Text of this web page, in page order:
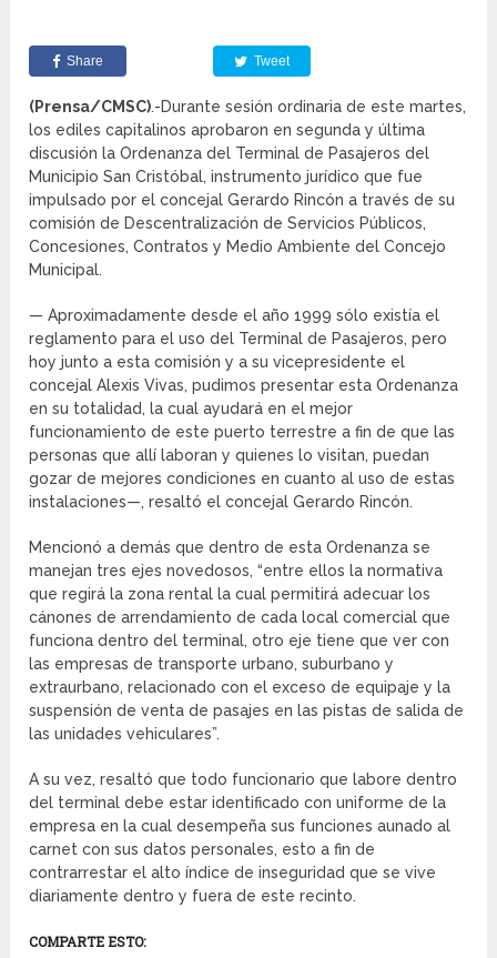
Share Tweet
(Prensa/CMSC).-Durante sesión ordinaria de este martes,
los ediles capitalinos aprobaron en segunda y última
discusión la Ordenanza del Terminal de Pasajeros del
Municipio San Cristóbal, instrumento jurídico que fue
impulsado por el concejal Gerardo Rincón a través de su
comisión de Descentralización de Servicios Públicos,
Concesiones, Contratos y Medio Ambiente del Concejo
Municipal.
— Aproximadamente desde el año 1999 sólo existía el
reglamento para el uso del Terminal de Pasajeros, pero
hoy junto a esta comisión y a su vicepresidente el
concejal Alexis Vivas, pudimos presentar esta Ordenanza
en su totalidad, la cual ayudará en el mejor
funcionamiento de este puerto terrestre a fin de que las
personas que allí laboran y quienes lo visitan, puedan
gozar de mejores condiciones en cuanto al uso de estas
instalaciones—, resaltó el concejal Gerardo Rincón.
Mencionó a demás que dentro de esta Ordenanza se
manejan tres ejes novedosos, “entre ellos la normativa
que regirá la zona rental la cual permitirá adecuar los
cánones de arrendamiento de cada local comercial que
funciona dentro del terminal, otro eje tiene que ver con
las empresas de transporte urbano, suburbano y
extraurbano, relacionado con el exceso de equipaje y la
suspensión de venta de pasajes en las pistas de salida de
las unidades vehiculares”.
A su vez, resaltó que todo funcionario que labore dentro
del terminal debe estar identificado con uniforme de la
empresa en la cual desempeña sus funciones aunado al
carnet con sus datos personales, esto a fin de
contrarrestar el alto índice de inseguridad que se vive
diariamente dentro y fuera de este recinto.
COMPARTE ESTO: